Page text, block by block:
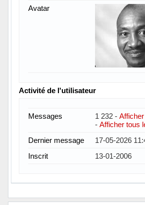
Avatar
Activité de l'utilisateur
Messages 1 232 -
- Afficher tous
Dernier message
17-05-2026
Inscrit
13-01-2006